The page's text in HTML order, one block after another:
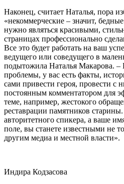
Наконец, считает Наталья, пора
«некоммерческие – значит,
нужно являться красивыми,
страницах профессионально
Все это будет работать на ваш
ведущего или соведущего в
подытожила Наталья Макарова. –
проблемы, у вас есть факты,
сами привести героя, провести с
постоянным комментатором для
теме, например, жестокого
реставрации памятников
авторитетного спикера, а ваше
поле, вы станете известными не
другим медиа и местной власти».
Индира Кодзасова